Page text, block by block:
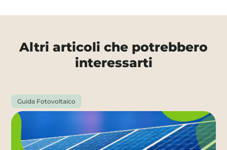
Altri articoli che potrebbero
interessarti
Guida Fotovoltaico